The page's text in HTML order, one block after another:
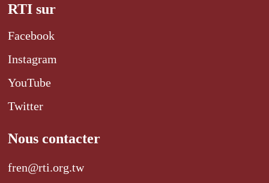
RTI sur
Facebook
Instagram
YouTube
Twitter
Nous contacter
fren@rti.org.tw